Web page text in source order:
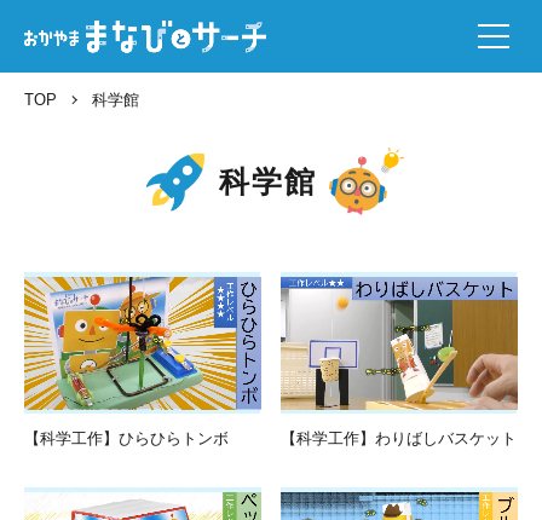
TOP 科学館
科学館
【科学工作】ひらひらトンボ 【科学工作】わりばしバスケット